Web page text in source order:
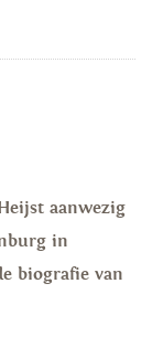
aanwezig
in
biografie van